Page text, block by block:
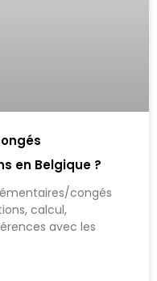
en Belgique ?
congés
calcul,
avec les